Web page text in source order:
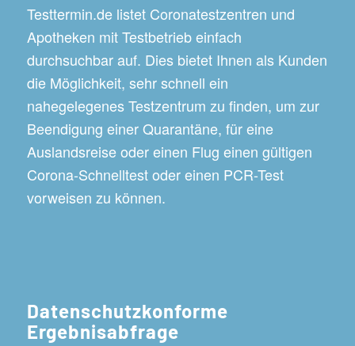
Testtermin.de listet Coronatestzentren und
Apotheken mit Testbetrieb einfach
durchsuchbar auf. Dies bietet Ihnen als Kunden
die Möglichkeit, sehr schnell ein
nahegelegenes Testzentrum zu finden, um zur
Beendigung einer Quarantäne, für eine
Auslandsreise oder einen Flug einen gültigen
Corona-Schnelltest oder einen PCR-Test
vorweisen zu können.
Datenschutzkonforme
Ergebnisabfrage